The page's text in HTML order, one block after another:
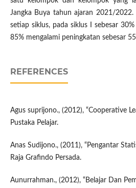
Jangka Buya tahun ajaran 2021/
setiap siklus, pada siklus I sebesar
85% mengalami peningkatan sebesar
REFERENCES
Agus suprijono., (2012), “Cooperative
Pustaka Pelajar.
Anas Sudijono., (2011), “Pengantar
Raja Grafindo Persada.
Aunurrahman., (2012), “Belajar Dan